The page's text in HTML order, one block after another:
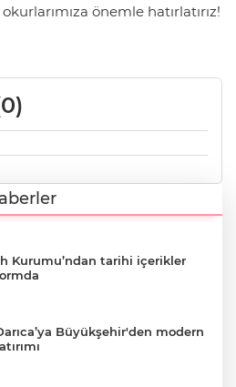
önemle hatırlatırız!
0)
Kurumu’ndan tarihi içerikler
Büyükşehir'den modern